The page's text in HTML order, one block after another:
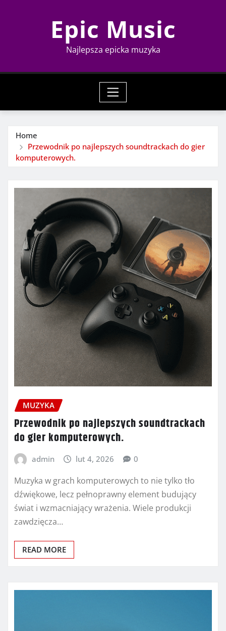
Epic Music
Najlepsza epicka muzyka
Home
Przewodnik po najlepszych soundtrackach do gier
komputerowych.
MUZYKA
Przewodnik po najlepszych soundtrackach
do gier komputerowych.
admin lut 4, 2026 0
Muzyka w grach komputerowych to nie tylko tło
dźwiękowe, lecz pełnoprawny element budujący
świat i wzmacniający wrażenia. Wiele produkcji
zawdzięcza…
READ MORE